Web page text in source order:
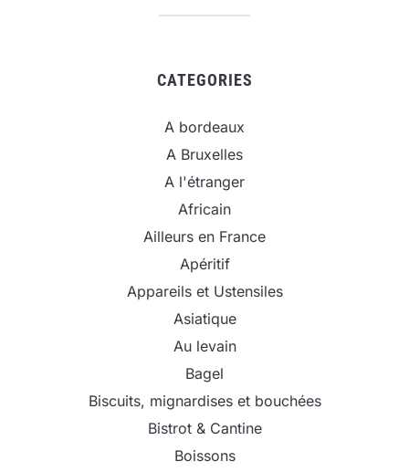
CATEGORIES
A bordeaux
A Bruxelles
A l'étranger
Africain
Ailleurs en France
Apéritif
Appareils et Ustensiles
Asiatique
Au levain
Bagel
Biscuits, mignardises et bouchées
Bistrot & Cantine
Boissons